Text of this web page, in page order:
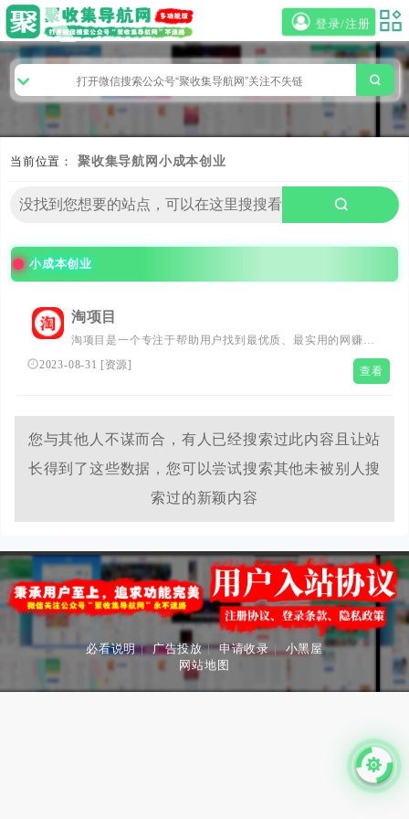
登录/注册
当前位置： 聚收集导航网 小成本创业
小成本创业
淘项目
淘项目是一个专注于帮助用户找到最优质、最实用的网赚项
目和资源的平台。我们精心挑选每一个项目，保证它们的质
量和可靠性，让你的创业之路更加顺利。除此之外，我们还
寻找新鲜有趣的项目，来淘项目就对了！快来加入我们的大
家庭，让我们一起发现目前的风口向项目以及创业赚钱项目
的技巧，让您少走弯路，快速变现！
2023-08-31 [资源] 查看
您与其他人不谋而合，有人已经搜索过此内容且让站
长得到了这些数据，您可以尝试搜索其他未被别人搜
索过的新颖内容
必看说明 | 广告投放 | 申请收录 |
小黑屋
网站地图